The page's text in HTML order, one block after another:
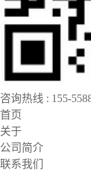
咨询热线 : 155-
首页
关于
公司简介
联系我们